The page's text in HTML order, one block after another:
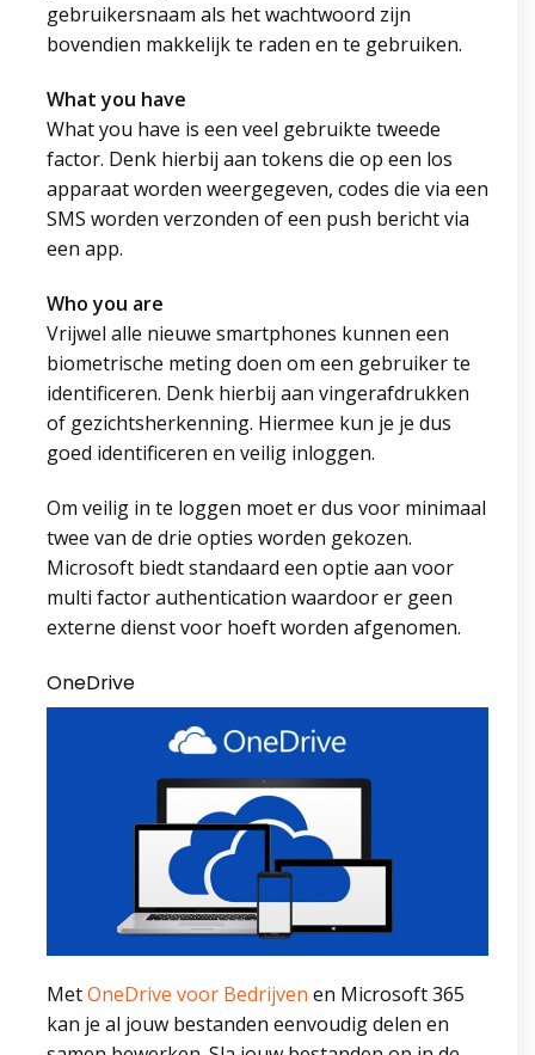
gebruikersnaam als het wachtwoord zijn
bovendien makkelijk te raden en te gebruiken.
What you have
What you have is een veel gebruikte tweede
factor. Denk hierbij aan tokens die op een los
apparaat worden weergegeven, codes die via een
SMS worden verzonden of een push bericht via
een app.
Who you are
Vrijwel alle nieuwe smartphones kunnen een
biometrische meting doen om een gebruiker te
identificeren. Denk hierbij aan vingerafdrukken
of gezichtsherkenning. Hiermee kun je je dus
goed identificeren en veilig inloggen.
Om veilig in te loggen moet er dus voor minimaal
twee van de drie opties worden gekozen.
Microsoft biedt standaard een optie aan voor
multi factor authentication waardoor er geen
externe dienst voor hoeft worden afgenomen.
OneDrive
MetOneDrive voor Bedrijven en Microsoft 365
kan je al jouw bestanden eenvoudig delen en